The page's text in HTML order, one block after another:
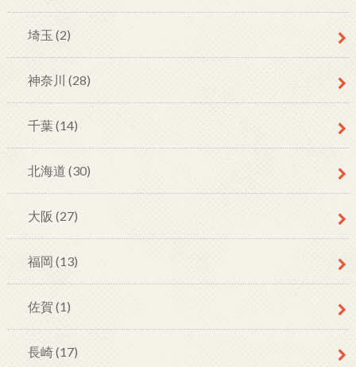
埼玉 (2)
神奈川 (28)
千葉(14)
北海道 (30)
大阪 (27)
福岡 (13)
佐賀 (1)
長崎(17)